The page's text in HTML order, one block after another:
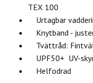
TEX 100
Urtagbar
Knytband -
Tvättråd:
UPF50+ UV-
Helfodrad